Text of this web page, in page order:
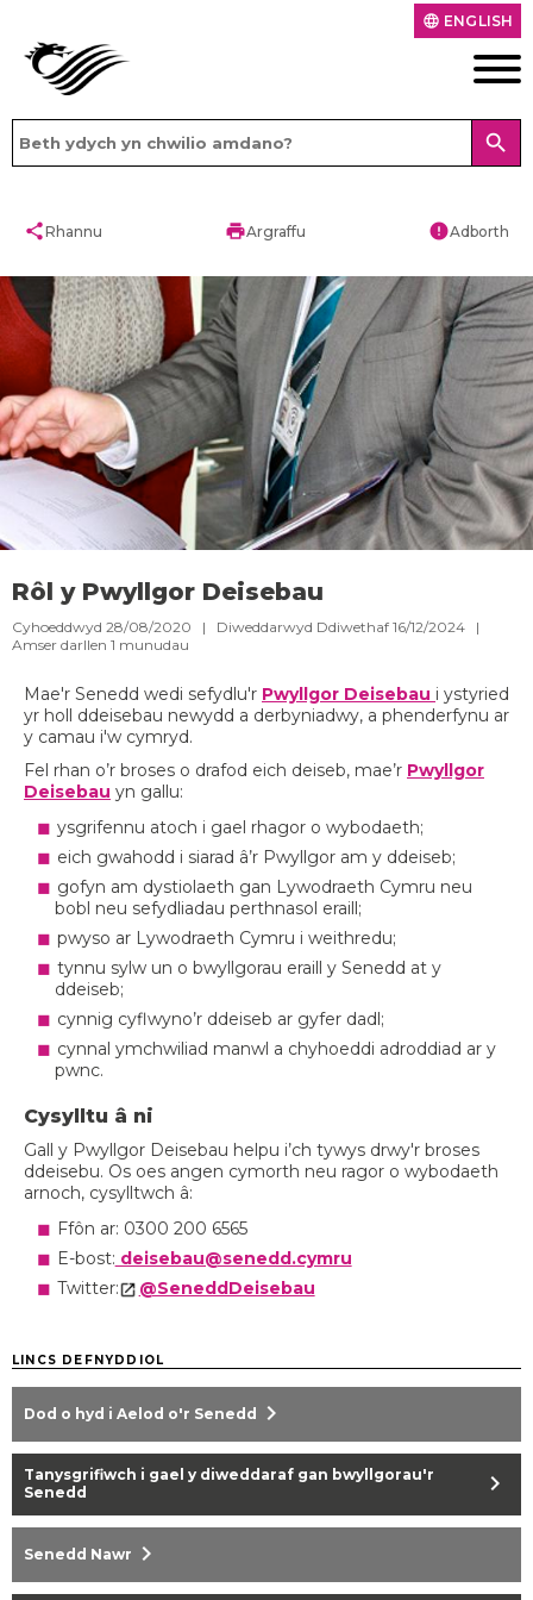
language ENGLISH
search
shareRhannu printArgraffu errorAdborth
Rôl y Pwyllgor Deisebau
Cyhoeddwyd 28/08/2020 | Diweddarwyd Ddiwethaf 16/12/2024 |
Amser darllen 1 munudau
Mae'r Senedd wedi sefydlu'r Pwyllgor Deisebau i ystyried
yr holl ddeisebau newydd a derbyniadwy, a phenderfynu ar
y camau i'w cymryd.
Fel rhan o’r broses o drafod eich deiseb, mae’r Pwyllgor
Deisebau yn gallu:
ysgrifennu atoch i gael rhagor o wybodaeth;
eich gwahodd i siarad â’r Pwyllgor am y ddeiseb;
gofyn am dystiolaeth gan Lywodraeth Cymru neu
bobl neu sefydliadau perthnasol eraill;
pwyso ar Lywodraeth Cymru i weithredu;
tynnu sylw un o bwyllgorau eraill y Senedd at y
ddeiseb;
cynnig cyflwyno’r ddeiseb ar gyfer dadl;
cynnal ymchwiliad manwl a chyhoeddi adroddiad ar y
pwnc.
Cysylltu â ni
Gall y Pwyllgor Deisebau helpu i’ch tywys drwy'r broses
ddeisebu. Os oes angen cymorth neu ragor o wybodaeth
arnoch, cysylltwch â:
Ffôn ar: 0300 200 6565
E-bost: deisebau@senedd.cymru
Twitter:
@SeneddDeisebau
LINCS DEFNYDDIOL
Dod o hyd i Aelod o'r Senedd chevron_right
Tanysgrifiwch i gael y diweddaraf gan bwyllgorau'r
Senedd
chevron_right
Senedd Nawr chevron_right